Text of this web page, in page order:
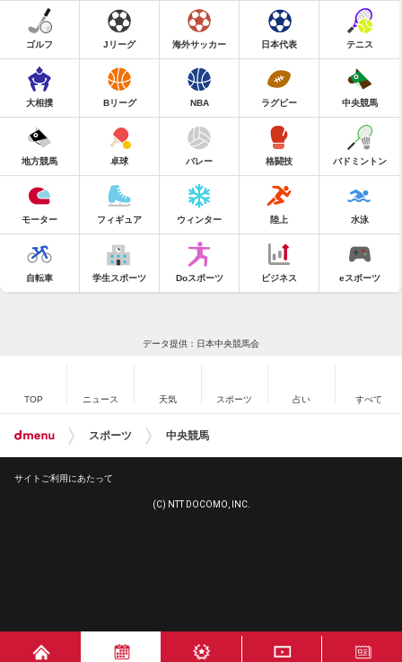
ゴルフ Jリーグ 海外サッカー 日本代表 テニス
大相撲 Bリーグ NBA ラグビー 中央競馬
地方競馬 卓球 バレー 格闘技 バドミントン
モーター フィギュア ウィンター 陸上 水泳
自転車 学生スポーツ Doスポーツ ビジネス eスポーツ
データ提供：日本中央競馬会
TOP ニュース 天気 スポーツ 占い すべて
スポーツ 中央競馬
サイトご利用にあたって
(C) NTT DOCOMO, INC.